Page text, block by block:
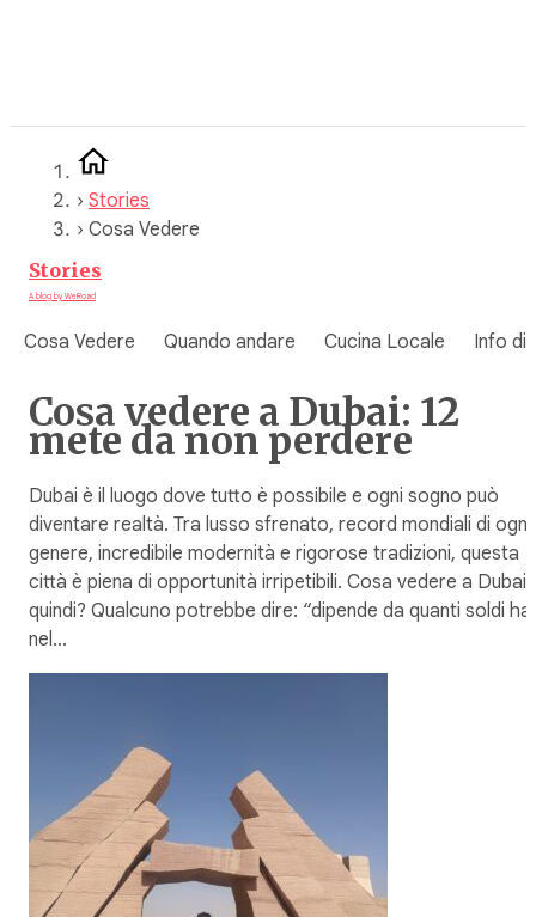
› Stories
› Cosa Vedere
Stories
A blog by WeRoad
Cosa Vedere Quando andare Cucina Locale Info di
Cosa vedere a Dubai: 12
mete da non perdere
Dubai è il luogo dove tutto è possibile e ogni sogno può
diventare realtà. Tra lusso sfrenato, record mondiali di ogni
genere, incredibile modernità e rigorose tradizioni, questa
città è piena di opportunità irripetibili. Cosa vedere a Dubai
quindi? Qualcuno potrebbe dire: “dipende da quanti soldi hai
nel…